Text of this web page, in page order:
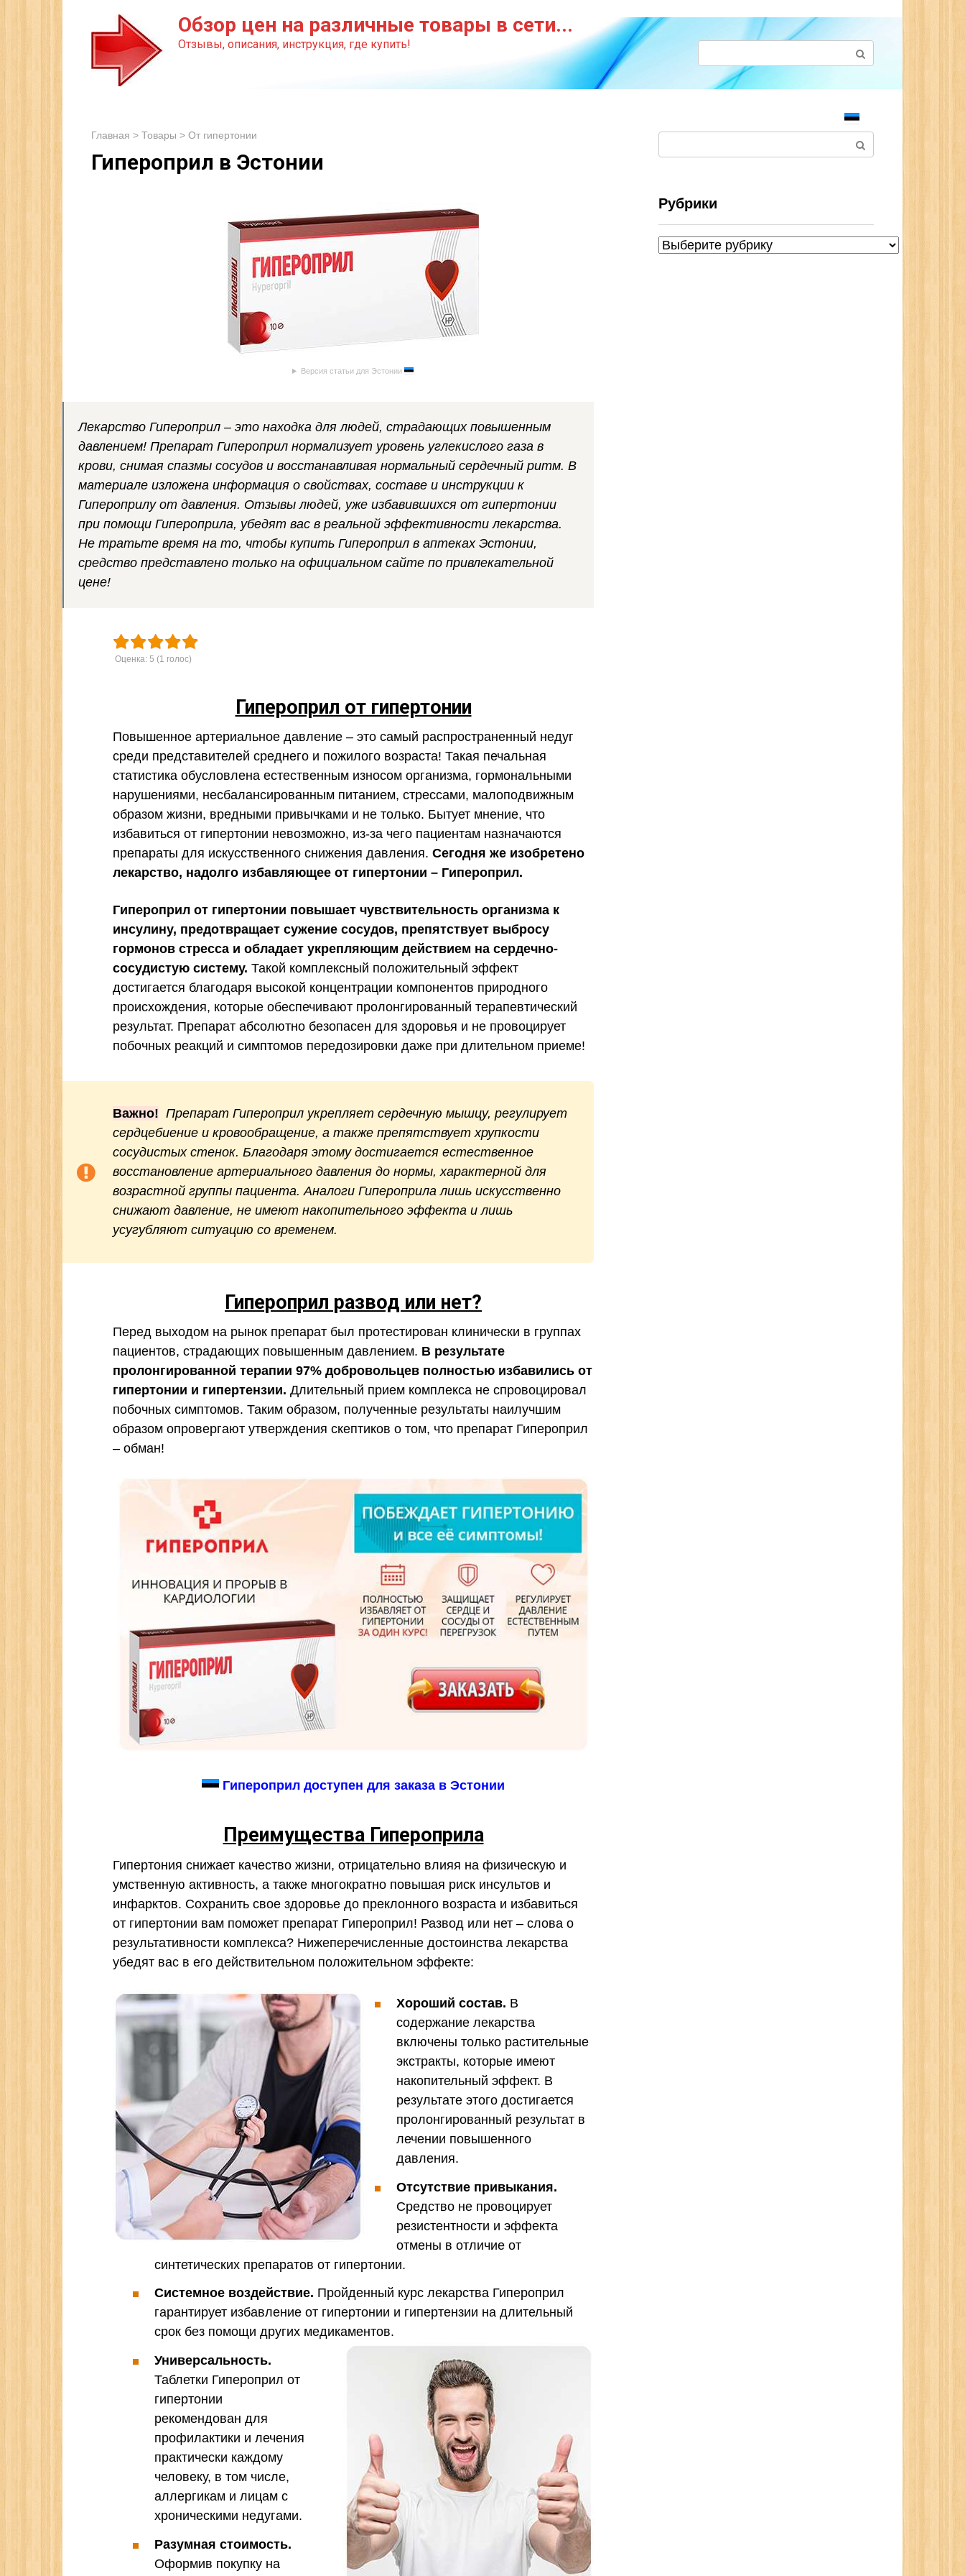
Обзор цен на различные товары в сети...
Отзывы, описания, инструкция, где купить!
Главная > Товары > От гипертонии
Гипероприл в Эстонии
Версия статьи для Эстонии
Лекарство Гипероприл – это находка для людей, страдающих повышенным
давлением! Препарат Гипероприл нормализует уровень углекислого газа в
крови, снимая спазмы сосудов и восстанавливая нормальный сердечный ритм. В
материале изложена информация о свойствах, составе и инструкции к
Гипероприлу от давления. Отзывы людей, уже избавившихся от гипертонии
при помощи Гипероприла, убедят вас в реальной эффективности лекарства.
Не тратьте время на то, чтобы купить Гипероприл в аптеках Эстонии,
средство представлено только на официальном сайте по привлекательной
цене!
Оценка: 5 (1 голос)
Гипероприл от гипертонии
Повышенное артериальное давление – это самый распространенный недуг
среди представителей среднего и пожилого возраста! Такая печальная
статистика обусловлена естественным износом организма, гормональными
нарушениями, несбалансированным питанием, стрессами, малоподвижным
образом жизни, вредными привычками и не только. Бытует мнение, что
избавиться от гипертонии невозможно, из-за чего пациентам назначаются
препараты для искусственного снижения давления. Сегодня же изобретено
лекарство, надолго избавляющее от гипертонии – Гипероприл.
Гипероприл от гипертонии повышает чувствительность организма к
инсулину, предотвращает сужение сосудов, препятствует выбросу
гормонов стресса и обладает укрепляющим действием на сердечно-
сосудистую систему. Такой комплексный положительный эффект
достигается благодаря высокой концентрации компонентов природного
происхождения, которые обеспечивают пролонгированный терапевтический
результат. Препарат абсолютно безопасен для здоровья и не провоцирует
побочных реакций и симптомов передозировки даже при длительном приеме!
Важно! Препарат Гипероприл укрепляет сердечную мышцу, регулирует
сердцебиение и кровообращение, а также препятствует хрупкости
сосудистых стенок. Благодаря этому достигается естественное
восстановление артериального давления до нормы, характерной для
возрастной группы пациента. Аналоги Гипероприла лишь искусственно
снижают давление, не имеют накопительного эффекта и лишь
усугубляют ситуацию со временем.
Гипероприл развод или нет?
Перед выходом на рынок препарат был протестирован клинически в группах
пациентов, страдающих повышенным давлением. В результате
пролонгированной терапии 97% добровольцев полностью избавились от
гипертонии и гипертензии. Длительный прием комплекса не спровоцировал
побочных симптомов. Таким образом, полученные результаты наилучшим
образом опровергают утверждения скептиков о том, что препарат Гипероприл
– обман!
Гипероприл доступен для заказа в Эстонии
Преимущества Гипероприла
Гипертония снижает качество жизни, отрицательно влияя на физическую и
умственную активность, а также многократно повышая риск инсультов и
инфарктов. Сохранить свое здоровье до преклонного возраста и избавиться
от гипертонии вам поможет препарат Гипероприл! Развод или нет – слова о
результативности комплекса? Нижеперечисленные достоинства лекарства
убедят вас в его действительном положительном эффекте:
Хороший состав. В
содержание лекарства
включены только растительные
экстракты, которые имеют
накопительный эффект. В
результате этого достигается
пролонгированный результат в
лечении повышенного
давления.
Отсутствие привыкания.
Средство не провоцирует
резистентности и эффекта
отмены в отличие от
синтетических препаратов от гипертонии.
Системное воздействие. Пройденный курс лекарства Гипероприл
гарантирует избавление от гипертонии и гипертензии на длительный
срок без помощи других медикаментов.
Универсальность.
Таблетки Гипероприл от
гипертонии
рекомендован для
профилактики и лечения
практически каждому
человеку, в том числе,
аллергикам и лицам с
хроническими недугами.
Разумная стоимость.
Оформив покупку на
Рубрики
Рубрики